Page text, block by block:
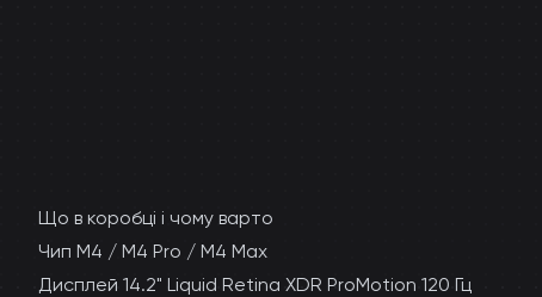
Що в коробці і чому варто
Чип M4 / M4 Pro / M4 Max
Дисплей 14.2" Liquid Retina XDR ProMotion 120 Гц